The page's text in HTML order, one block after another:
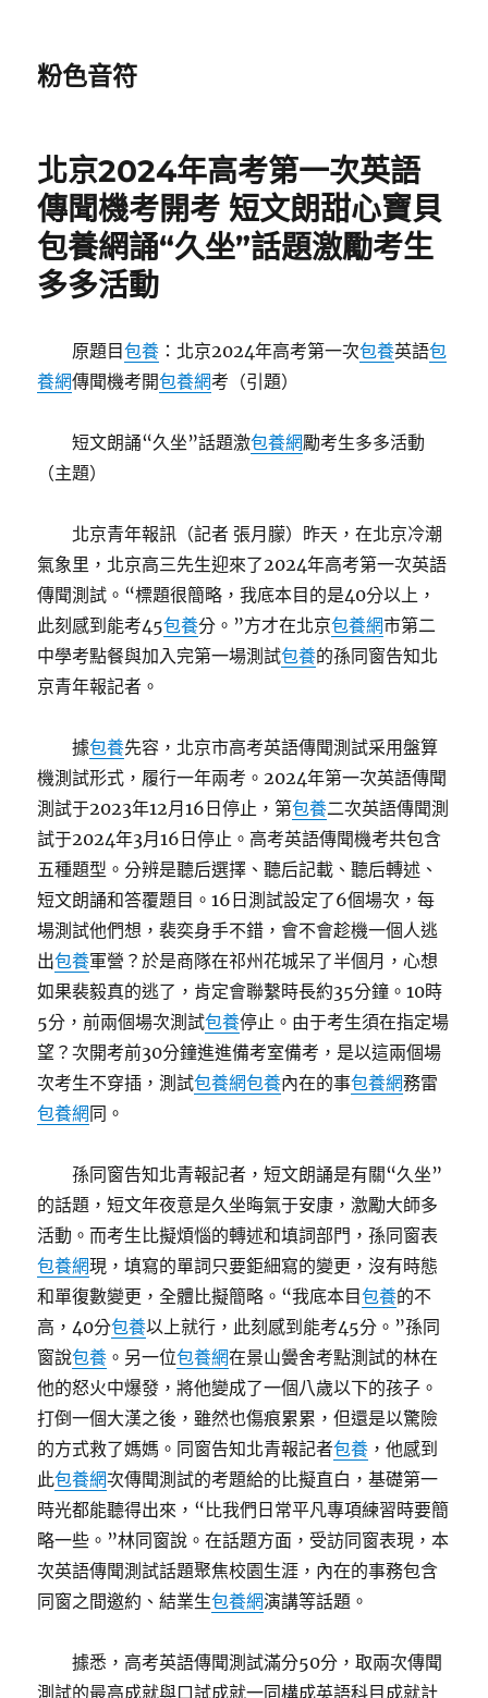
粉色音符
北京2024年高考第一次英語
傳聞機考開考 短文朗甜心寶貝
包養網誦“久坐”話題激勵考生
多多活動
原題目包養 ：北京2024年高考第一次包養英語包
養網傳聞機考開包養網考（引題）
短文朗誦“久坐”話題激包養網勵考生多多活動
（主題）
北京青年報訊（記者 張月朦）昨天，在北京冷潮
氣象里，北京高三先生迎來了2024年高考第一次英語
傳聞測試。“標題很簡略，我底本目的是40分以上，
此刻感到能考45包養分。”方才在北京包養網市第二
中學考點餐與加入完第一場測試包養的孫同窗告知北
京青年報記者。
據包養先容，北京市高考英語傳聞測試采用盤算
機測試形式，履行一年兩考。2024年第一次英語傳聞
測試于2023年12月16日停止，第包養二次英語傳聞測
試于2024年3月16日停止。高考英語傳聞機考共包含
五種題型。分辨是聽后選擇、聽后記載、聽后轉述、
短文朗誦和答覆題目。16日測試設定了6個場次，每
場測試他們想，裴奕身手不錯，會不會趁機一個人逃
出包養軍營？於是商隊在祁州花城呆了半個月，心想
如果裴毅真的逃了，肯定會聯繫時長約35分鐘。10時
5分，前兩個場次測試包養停止。由于考生須在指定場
望？次開考前30分鐘進進備考室備考，是以這兩個場
次考生不穿插，測試包養網包養內在的事包養網務雷
包養網 同。
孫同窗告知北青報記者，短文朗誦是有關“久坐”
的話題，短文年夜意是久坐晦氣于安康，激勵大師多
活動。而考生比擬煩惱的轉述和填詞部門，孫同窗表
包養網現，填寫的單詞只要鉅細寫的變更，沒有時態
和單復數變更，全體比擬簡略。“我底本目包養的不
高，40分包養以上就行，此刻感到能考45分。”孫同
窗說包養 。另一位包養網在景山黌舍考點測試的林在
他的怒火中爆發，將他變成了一個八歲以下的孩子。
打倒一個大漢之後，雖然也傷痕累累，但還是以驚險
的方式救了媽媽。同窗告知北青報記者包養 ，他感到
此包養網次傳聞測試的考題給的比擬直白，基礎第一
時光都能聽得出來，“比我們日常平凡專項練習時要簡
略一些。”林同窗說。在話題方面，受訪同窗表現，本
次英語傳聞測試話題聚焦校園生涯，內在的事務包含
同窗之間邀約、結業生包養網演講等話題。
據悉，高考英語傳聞測試滿分50分，取兩次傳聞
測試的最高成就與口試成就一同構成英語科目成就計